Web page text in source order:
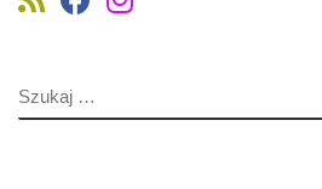
SZUKAJ